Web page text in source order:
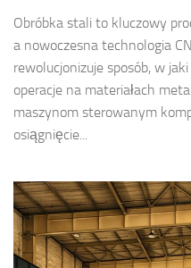
Obróbka stali to kluczowy
a nowoczesna technologia
rewolucjonizuje sposób, w
operacje na materiałach
maszynom sterowanym
osiągnięcie...